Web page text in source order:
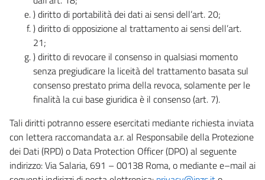
) diritto di portabilità dei dati ai sensi dell’art. 20;
) diritto di opposizione al trattamento ai sensi dell’art.
21;
) diritto di revocare il consenso in qualsiasi momento
senza pregiudicare la liceità del trattamento basata sul
consenso prestato prima della revoca, solamente per le
finalità la cui base giuridica è il consenso (art. 7).
Tali diritti potranno essere esercitati mediante richiesta inviata
con lettera raccomandata a.r. al Responsabile della Protezione
dei Dati (RPD) o Data Protection Officer (DPO) al seguente
indirizzo: Via Salaria, 691 – 00138 Roma, o mediante e–mail ai